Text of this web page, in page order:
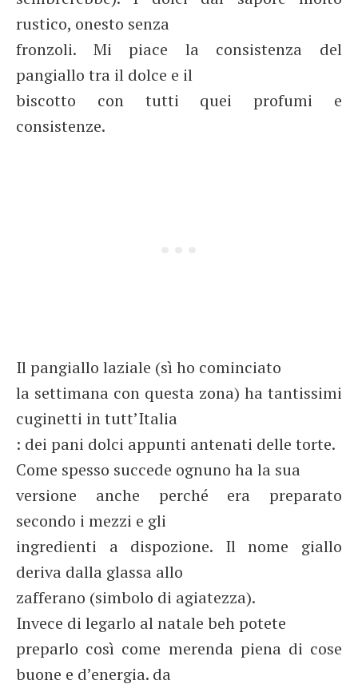
rustico, onesto senza
fronzoli. Mi piace la consistenza del
pangiallo tra il dolce e il
biscotto con tutti quei profumi e
consistenze.
Il pangiallo laziale (sì ho cominciato
la settimana con questa zona) ha tantissimi
cuginetti in tutt’Italia
: dei pani dolci appunti antenati delle torte.
Come spesso succede ognuno ha la sua
versione anche perché era preparato
secondo i mezzi e gli
ingredienti a dispozione. Il nome giallo
deriva dalla glassa allo
zafferano (simbolo di agiatezza).
Invece di legarlo al natale beh potete
preparlo così come merenda piena di cose
buone e d’energia. da